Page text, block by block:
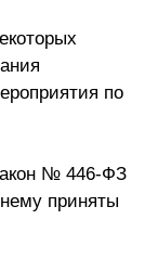
по
№ 446-ФЗ
приняты